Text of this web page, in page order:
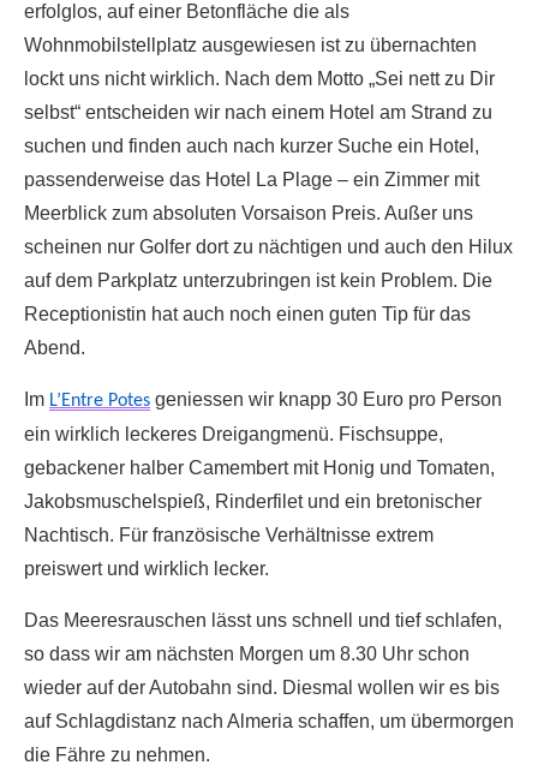
erfolglos, auf einer Betonfläche die als
Wohnmobilstellplatz ausgewiesen ist zu übernachten
lockt uns nicht wirklich. Nach dem Motto „Sei nett zu Dir
selbst“ entscheiden wir nach einem Hotel am Strand zu
suchen und finden auch nach kurzer Suche ein Hotel,
passenderweise das Hotel La Plage – ein Zimmer mit
Meerblick zum absoluten Vorsaison Preis. Außer uns
scheinen nur Golfer dort zu nächtigen und auch den Hilux
auf dem Parkplatz unterzubringen ist kein Problem. Die
Receptionistin hat auch noch einen guten Tip für das
Abend.
Im L’Entre Potes geniessen wir knapp 30 Euro pro Person
ein wirklich leckeres Dreigangmenü. Fischsuppe,
gebackener halber Camembert mit Honig und Tomaten,
Jakobsmuschelspieß, Rinderfilet und ein bretonischer
Nachtisch. Für französische Verhältnisse extrem
preiswert und wirklich lecker.
Das Meeresrauschen lässt uns schnell und tief schlafen,
so dass wir am nächsten Morgen um 8.30 Uhr schon
wieder auf der Autobahn sind. Diesmal wollen wir es bis
auf Schlagdistanz nach Almeria schaffen, um übermorgen
die Fähre zu nehmen.